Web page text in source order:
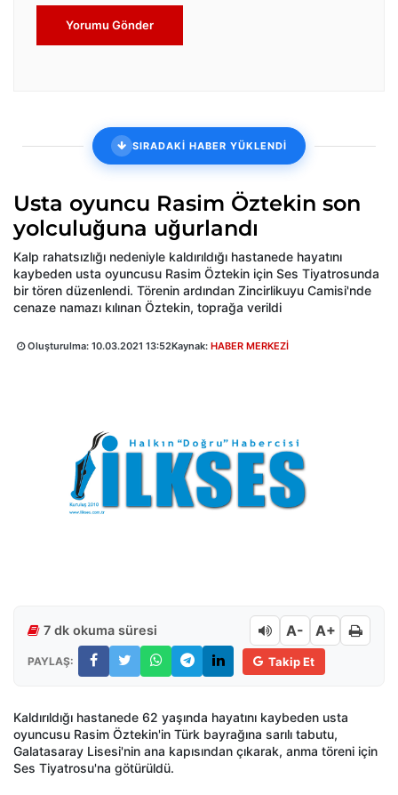
Yorumu Gönder
SIRADAKİ HABER YÜKLENDİ
Usta oyuncu Rasim Öztekin son
yolculuğuna uğurlandı
Kalp rahatsızlığı nedeniyle kaldırıldığı hastanede hayatını
kaybeden usta oyuncusu Rasim Öztekin için Ses Tiyatrosunda
bir tören düzenlendi. Törenin ardından Zincirlikuyu Camisi'nde
cenaze namazı kılınan Öztekin, toprağa verildi
Oluşturulma: 10.03.2021 13:52Kaynak: HABER MERKEZİ
7 dk okuma süresi A- A+
PAYLAŞ: Takip Et
Kaldırıldığı hastanede 62 yaşında hayatını kaybeden usta
oyuncusu Rasim Öztekin'in Türk bayrağına sarılı tabutu,
Galatasaray Lisesi'nin ana kapısından çıkarak, anma töreni için
Ses Tiyatrosu'na götürüldü.